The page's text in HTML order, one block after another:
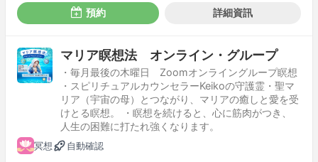
預約 詳細資訊
マリア瞑想法 オンライン・グループ
・毎月最後の木曜日 Zoomオンライングループ瞑想
・スピリチュアルカウンセラーKeikoの守護霊・聖マ
リア（宇宙の母）とつながり、マリアの癒しと愛を受
けとる瞑想。 ・瞑想を続けると、心に筋肉がつき、
人生の困難に打たれ強くなります。
冥想 自動確認